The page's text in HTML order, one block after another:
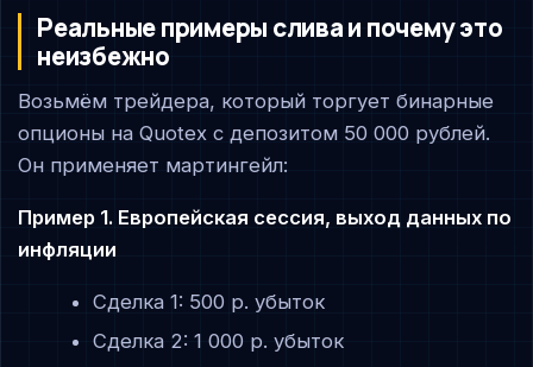
Реальные примеры слива и почему это
неизбежно
Возьмём трейдера, который торгует бинарные
опционы на Quotex с депозитом 50 000 рублей.
Он применяет мартингейл:
Пример 1. Европейская сессия, выход данных по
инфляции
Сделка 1: 500 р. убыток
Сделка 2: 1 000 р. убыток